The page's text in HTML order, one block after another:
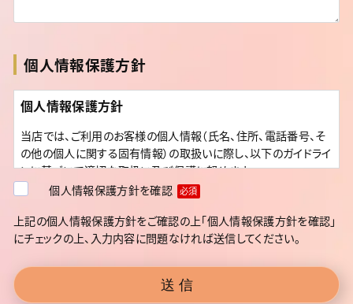
個人情報保護方針
個人情報保護方針
当店では、ご利用のお客様の個人情報（氏名、住所、電話番号、そ
の他の個人に関する固有情報）の取扱いに際し、以下のガイドライ
ンに基づいて適切な取扱い及び保護に努めます。
情報の収集・目的について
お客様が当店のサービスをご利用いただく上で、１）ご契約いただ
派遣先としての確認のため ３）当店からお客様へのサービス情
報のご提供先として利用させていただきます。
個人情報保護方針を確認 必須
上記の個人情報保護方針をご確認の上「個人情報保護方針を確認」
にチェックの上、入力内容に問題なければ送信してください。